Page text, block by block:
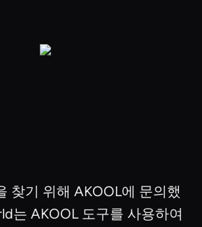
찾기 위해 AKOOL에 문의했
는 AKOOL 도구를 사용하여